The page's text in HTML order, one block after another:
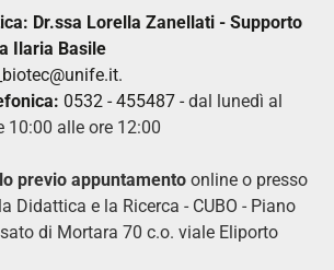
Dr.ssa Lorella Zanellati - Supporto
Ilaria Basile
.
0532 - 455487 -dal lunedì al
10:00 alle ore 12:00
previo appuntamento online o presso
Didattica e la Ricerca - CUBO - Piano
di Mortara 70 c.o. viale Eliporto